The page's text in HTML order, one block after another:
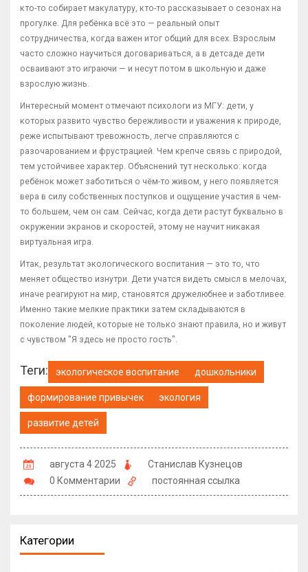
кто-то собирает макулатуру, кто-то рассказывает о сезонах на
прогулке. Для ребёнка всё это — реальный опыт
сотрудничества, когда важен итог общий для всех. Взрослым
часто сложно научиться договариваться, а в детсаде дети
осваивают это играючи — и несут потом в школьную и даже
взрослую жизнь.
Интересный момент отмечают психологи из МГУ: дети, у
которых развито чувство бережливости и уважения к природе,
реже испытывают тревожность, легче справляются с
разочарованием и фрустрацией. Чем крепче связь с природой,
тем устойчивее характер. Объяснений тут несколько: когда
ребёнок может заботиться о чём-то живом, у него появляется
вера в силу собственных поступков и ощущение участия в чем-
то большем, чем он сам. Сейчас, когда дети растут буквально в
окружении экранов и скоростей, этому не научит никакая
виртуальная игра.
Итак, результат экологического воспитания — это то, что
меняет общество изнутри. Дети учатся видеть смысл в мелочах,
иначе реагируют на мир, становятся дружелюбнее и заботливее.
Именно такие мелкие практики затем складываются в
поколение людей, которые не только знают правила, но и живут
с чувством "Я здесь не просто гость".
Теги: экологическое воспитание дошкольники
формирование привычек экология
развитие детей
августа 4 2025
Станислав Кузнецов
0 Комментарии
постоянная ссылка
Категории